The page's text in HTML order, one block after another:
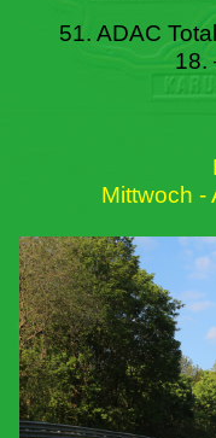
51. ADAC
18.
Mittwoch -